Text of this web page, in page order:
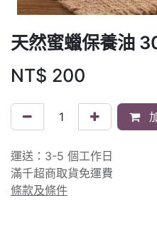
天然蜜蠟保養油
NT$ 200
運送：3-5 個工作日
滿千超商取貨免運費
條款及條件